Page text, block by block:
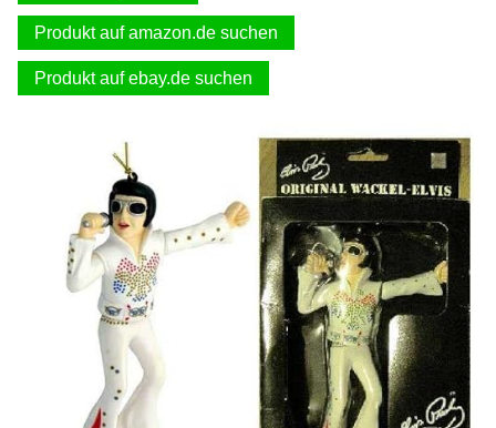
Datenschutz
Impressum
Produkt auf amazon.de suchen
Produkt auf ebay.de suchen